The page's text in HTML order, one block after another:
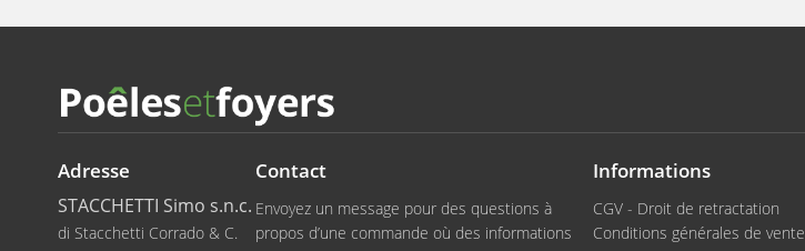
Adresse
STACCHETTI Simo s.n.c.
di Stacchetti Corrado & C.
Contact
Envoyez un message pour des questions à
propos d’une commande où des informations
Informations
CGV - Droit de retractation
Conditions générales de vente